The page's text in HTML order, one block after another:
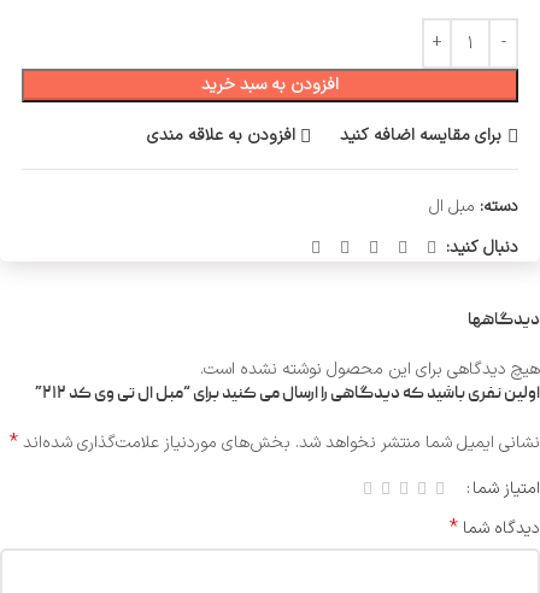
افزودن به سبد خرید
برای مقایسه اضافه کنید
افزودن به علاقه مندی
دسته: مبل ال
دنبال کنید:
دیدگاهها
هیچ دیدگاهی برای این محصول نوشته نشده است.
اولین نفری باشید که دیدگاهی را ارسال می کنید برای “مبل ال تی وی کد ۲۱۲”
نشانی ایمیل شما منتشر نخواهد شد. بخش‌های موردنیاز علامت‌گذاری شده‌اند*
امتیاز شما
دیدگاه شما *